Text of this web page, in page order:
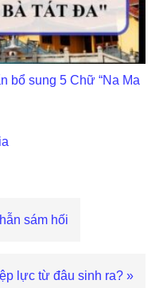
bổ sung 5 Chữ “Na Ma
sám hối
lực từ đâu sinh ra? »